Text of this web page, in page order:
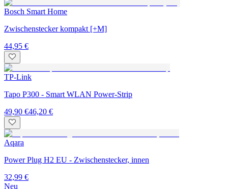
Bosch Smart Home
Zwischenstecker kompakt [+M]
44,95 €
TP-Link
Tapo P300 - Smart WLAN Power-Strip
49,90 €46,20 €
Aqara
Power Plug H2 EU - Zwischenstecker, innen
32,99 €
Neu